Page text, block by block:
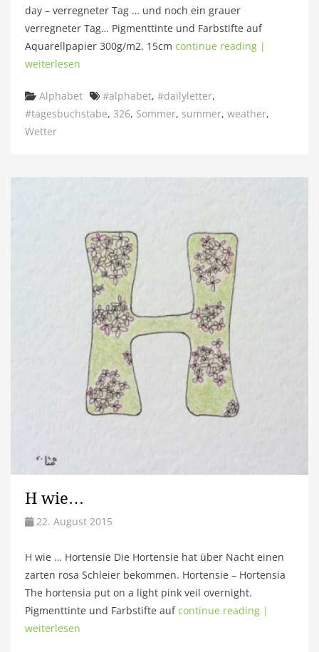
day – verregneter Tag … und noch ein grauer
verregneter Tag… Pigmenttinte und Farbstifte auf
Aquarellpapier 300g/m2, 15cm continue reading |
weiterlesen
Categories
Alphabet Tags
#alphabet, #dailyletter,
#tagesbuchstabe, 326, Sommer, summer, weather,
Wetter
H wie…
22. August 2015
H wie … Hortensie Die Hortensie hat über Nacht einen
zarten rosa Schleier bekommen. Hortensie – Hortensia
The hortensia put on a light pink veil overnight.
Pigmenttinte und Farbstifte aufcontinue reading |
weiterlesen